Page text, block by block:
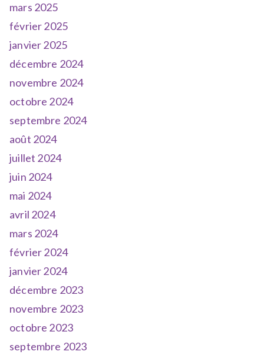
mars 2025
février 2025
janvier 2025
décembre 2024
novembre 2024
octobre 2024
septembre 2024
août 2024
juillet 2024
juin 2024
mai 2024
avril 2024
mars 2024
février 2024
janvier 2024
décembre 2023
novembre 2023
octobre 2023
septembre 2023